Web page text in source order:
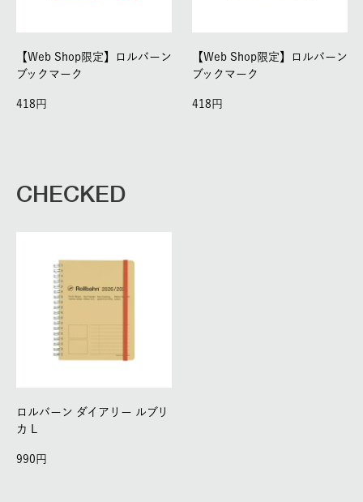
【Web Shop限定】ロルバーン
ブックマーク
418
【Web Shop限定】ロルバーン
ブックマーク
418
CHECKED
ロルバーン ダイアリー ルブリ
カ L
990